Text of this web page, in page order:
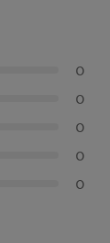
0
0
0
0
0